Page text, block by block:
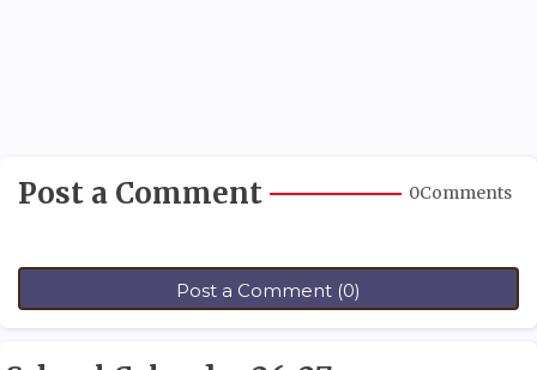
Post a Comment 0Comments
Post a Comment (0)